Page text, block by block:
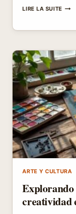
LIRE LA SUITELOS
LA
SU
Y
ARTE Y CULTURA
Explorando
creatividad